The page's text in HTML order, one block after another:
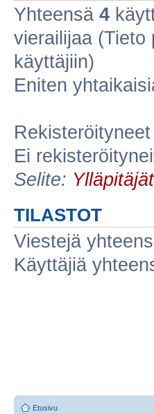
Yhteensä 4
vierailijaa (Tieto
käyttäjiin)
Eniten
Ei
Selite: Ylläpitäjät
TILASTOT
Viestejä
Käyttäjiä
Etusivu